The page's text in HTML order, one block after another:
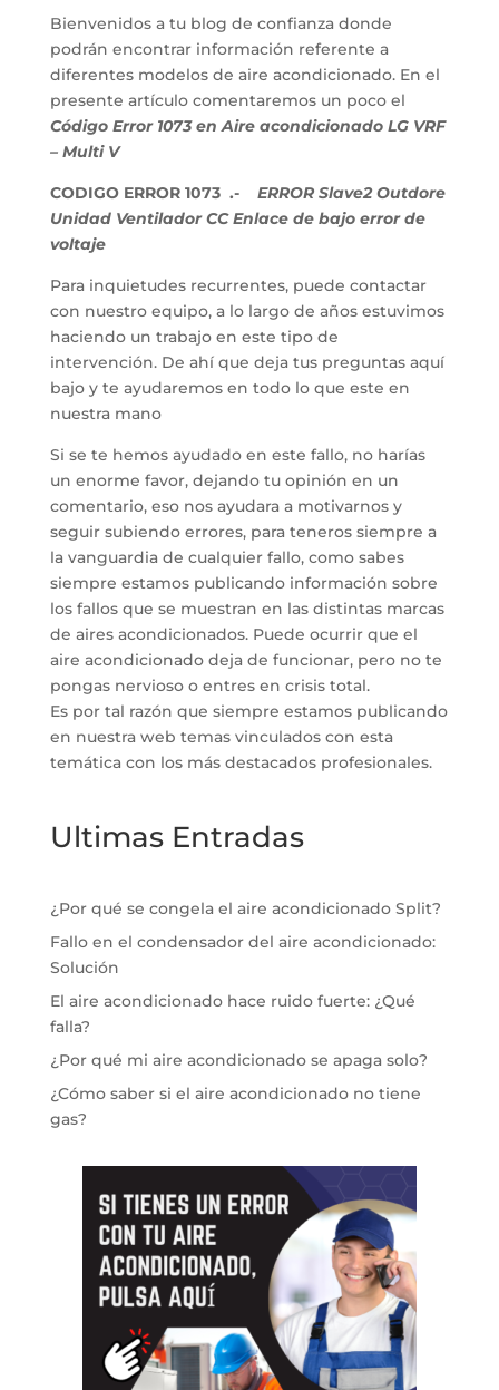
Bienvenidos a tu blog de confianza donde
podrán encontrar información referente a
diferentes modelos de aire acondicionado. En el
presente artículo comentaremos un poco el
Código Error 1073 en Aire acondicionado LG VRF
– Multi V
CODIGO ERROR 1073 .-
ERROR Slave2 Outdore
Unidad Ventilador CC Enlace de bajo error de
voltaje
Para inquietudes recurrentes, puede contactar
con nuestro equipo, a lo largo de años estuvimos
haciendo un trabajo en este tipo de
intervención. De ahí que deja tus preguntas aquí
bajo y te ayudaremos en todo lo que este en
nuestra mano
Si se te hemos ayudado en este fallo, no harías
un enorme favor, dejando tu opinión en un
comentario, eso nos ayudara a motivarnos y
seguir subiendo errores, para teneros siempre a
la vanguardia de cualquier fallo, como sabes
siempre estamos publicando información sobre
los fallos que se muestran en las distintas marcas
de aires acondicionados. Puede ocurrir que el
aire acondicionado deja de funcionar, pero no te
pongas nervioso o entres en crisis total.
Es por tal razón que siempre estamos publicando
en nuestra web temas vinculados con esta
temática con los más destacados profesionales.
Ultimas Entradas
¿Por qué se congela el aire acondicionado Split?
Fallo en el condensador del aire acondicionado:
Solución
El aire acondicionado hace ruido fuerte: ¿Qué
falla?
¿Por qué mi aire acondicionado se apaga solo?
¿Cómo saber si el aire acondicionado no tiene
gas?